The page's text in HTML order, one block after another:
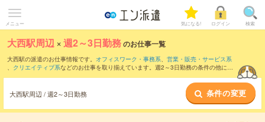
メニュー 気になる! ログイン 検索
大西駅周辺 ×週2～3日勤務のお仕事一覧
大西駅の派遣のお仕事情報です。 オフィスワーク・事務系、 営業・販売・サービス系
、 クリエイティブ系などのお仕事を取り揃えています。週2～3日勤務の条件の他に、
大西駅周辺 / 週2～3日勤務 条件の変更